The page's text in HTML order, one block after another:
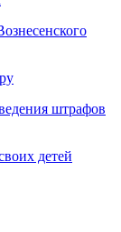
штрафов
детей